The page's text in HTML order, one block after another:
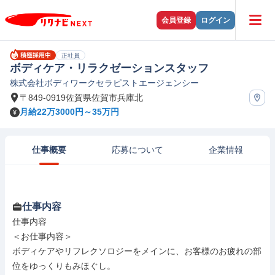
会員登録 ログイン
正社員
ボディケア・リラクゼーションスタッフ
株式会社ボディワークセラピストエージェンシー
〒849-0919佐賀県佐賀市兵庫北
月給22万3000円～35万円
仕事概要 応募について 企業情報
仕事内容
仕事内容
＜お仕事内容＞
ボディケアやリフレクソロジーをメインに、お客様のお疲れの部
位をゆっくりもみほぐし。